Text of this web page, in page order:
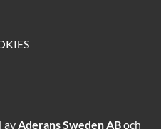
av Aderans Sweden ABoch